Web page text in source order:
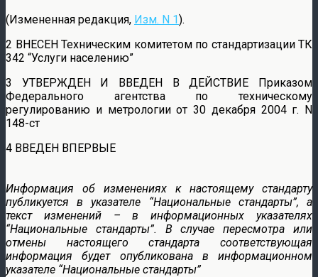
(Измененная редакция, Изм. N 1).
2 ВНЕСЕН Техническим комитетом по стандартизации ТК
342 “Услуги населению”
3 УТВЕРЖДЕН И ВВЕДЕН В ДЕЙСТВИЕ Приказом
Федерального агентства по техническому
регулированию и метрологии от 30 декабря 2004 г. N
148-ст
4 ВВЕДЕН ВПЕРВЫЕ
Информация об изменениях к настоящему стандарту
публикуется в указателе “Национальные стандарты”, а
текст изменений – в информационных указателях
“Национальные стандарты”. В случае пересмотра или
отмены настоящего стандарта соответствующая
информация будет опубликована в информационном
указателе “Национальные стандарты”